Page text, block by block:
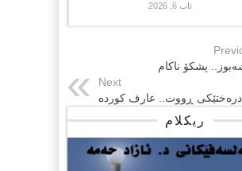
ئاب 6, 2026
پشکۆ ناکام
Next
درەختێکی ڕووت.. عارف کوردە
ریکلام